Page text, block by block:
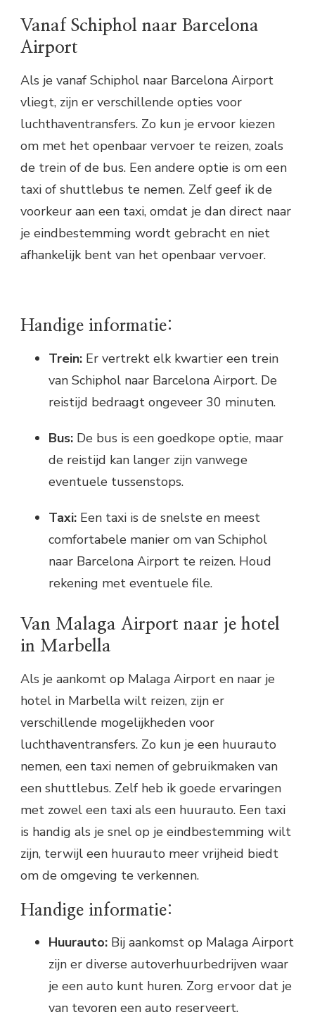
Vanaf Schiphol naar Barcelona
Airport
Als je vanaf Schiphol naar Barcelona Airport
vliegt, zijn er verschillende opties voor
luchthaventransfers. Zo kun je ervoor kiezen
om met het openbaar vervoer te reizen, zoals
de trein of de bus. Een andere optie is om een
taxi of shuttlebus te nemen. Zelf geef ik de
voorkeur aan een taxi, omdat je dan direct naar
je eindbestemming wordt gebracht en niet
afhankelijk bent van het openbaar vervoer.
Handige informatie:
Trein: Er vertrekt elk kwartier een trein
van Schiphol naar Barcelona Airport. De
reistijd bedraagt ongeveer 30 minuten.
Bus: De bus is een goedkope optie, maar
de reistijd kan langer zijn vanwege
eventuele tussenstops.
Taxi: Een taxi is de snelste en meest
comfortabele manier om van Schiphol
naar Barcelona Airport te reizen. Houd
rekening met eventuele file.
Van Malaga Airport naar je hotel
in Marbella
Als je aankomt op Malaga Airport en naar je
hotel in Marbella wilt reizen, zijn er
verschillende mogelijkheden voor
luchthaventransfers. Zo kun je een huurauto
nemen, een taxi nemen of gebruikmaken van
een shuttlebus. Zelf heb ik goede ervaringen
met zowel een taxi als een huurauto. Een taxi
is handig als je snel op je eindbestemming wilt
zijn, terwijl een huurauto meer vrijheid biedt
om de omgeving te verkennen.
Handige informatie:
Huurauto: Bij aankomst op Malaga Airport
zijn er diverse autoverhuurbedrijven waar
je een auto kunt huren. Zorg ervoor dat je
van tevoren een auto reserveert.